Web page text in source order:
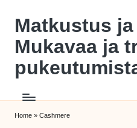
content
Matkustus
Mukavaa ja
Home » Cashmere